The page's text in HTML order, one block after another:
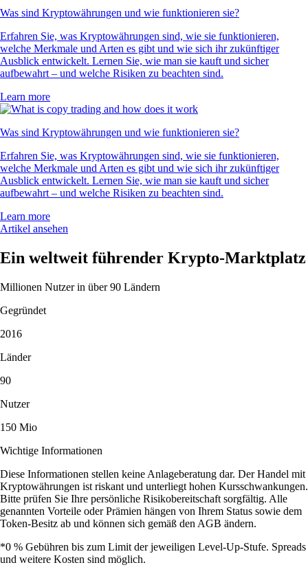
Was sind Kryptowährungen und wie funktionieren sie?
Erfahren Sie, was Kryptowährungen sind, wie sie funktionieren,
welche Merkmale und Arten es gibt und wie sich ihr zukünftiger
Ausblick entwickelt. Lernen Sie, wie man sie kauft und sicher
aufbewahrt – und welche Risiken zu beachten sind.
Learn more
Was sind Kryptowährungen und wie funktionieren sie?
Erfahren Sie, was Kryptowährungen sind, wie sie funktionieren,
welche Merkmale und Arten es gibt und wie sich ihr zukünftiger
Ausblick entwickelt. Lernen Sie, wie man sie kauft und sicher
aufbewahrt – und welche Risiken zu beachten sind.
Learn more
Artikel ansehen
Ein weltweit führender Krypto-Marktplatz
Millionen Nutzer in über 90 Ländern
Gegründet
2016
Länder
90
Nutzer
150 Mio
Wichtige Informationen
Diese Informationen stellen keine Anlageberatung dar. Der Handel mit
Kryptowährungen ist riskant und unterliegt hohen Kursschwankungen.
Bitte prüfen Sie Ihre persönliche Risikobereitschaft sorgfältig. Alle
genannten Vorteile oder Prämien hängen von Ihrem Status sowie dem
Token-Besitz ab und können sich gemäß den AGB ändern.
*0 % Gebühren bis zum Limit der jeweiligen Level-Up-Stufe. Spreads
und weitere Kosten sind möglich.